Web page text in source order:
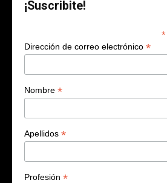
¡Suscribite!
*
Dirección de correo electrónico *
Nombre *
Apellidos *
Profesión *